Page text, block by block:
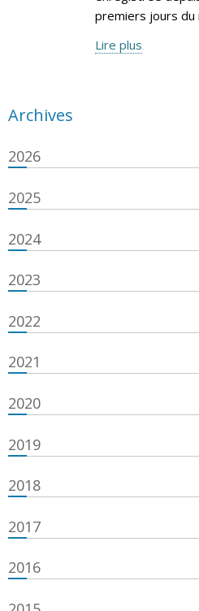
premiers jours du
Lire plus
Archives
2026
2025
2024
2023
2022
2021
2020
2019
2018
2017
2016